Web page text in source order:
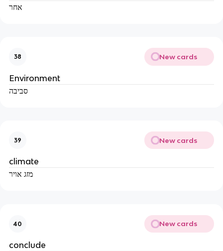
אחר
38 New cards
Environment
סביבה
39 New cards
climate
מזג אויר
40 New cards
conclude